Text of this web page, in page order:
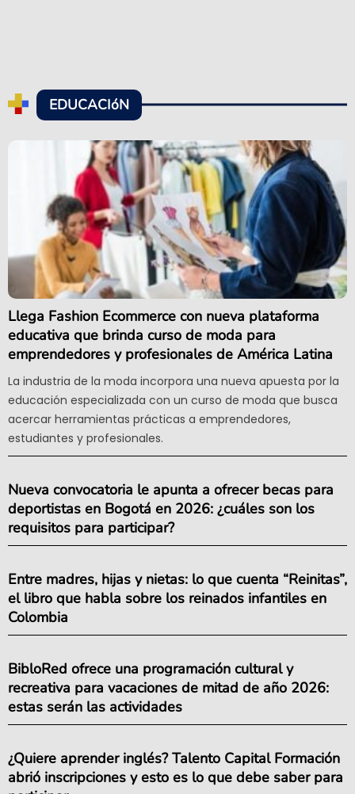
EDUCACIóN
Llega Fashion Ecommerce con nueva plataforma
educativa que brinda curso de moda para
emprendedores y profesionales de América Latina
La industria de la moda incorpora una nueva apuesta por la
educación especializada con un curso de moda que busca
acercar herramientas prácticas a emprendedores,
estudiantes y profesionales.
Nueva convocatoria le apunta a ofrecer becas para
deportistas en Bogotá en 2026: ¿cuáles son los
requisitos para participar?
Entre madres, hijas y nietas: lo que cuenta “Reinitas”,
el libro que habla sobre los reinados infantiles en
Colombia
BibloRed ofrece una programación cultural y
recreativa para vacaciones de mitad de año 2026:
estas serán las actividades
¿Quiere aprender inglés? Talento Capital Formación
abrió inscripciones y esto es lo que debe saber para